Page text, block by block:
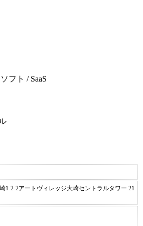
フト / SaaS
1-2-2アートヴィレッジ大崎セントラルタワー 21